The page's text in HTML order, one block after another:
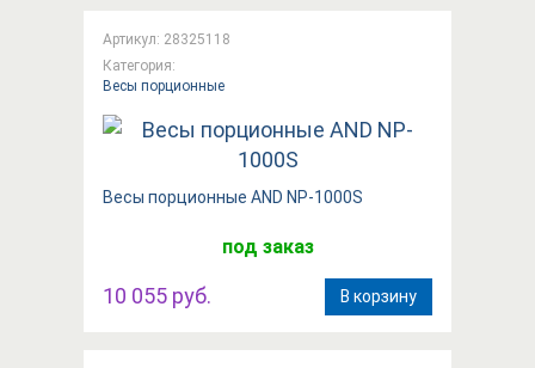
Артикул: 28325118
Категория:
Весы порционные
Вeсы порционные AND NP-1000S
под заказ
10 055 руб. В корзину